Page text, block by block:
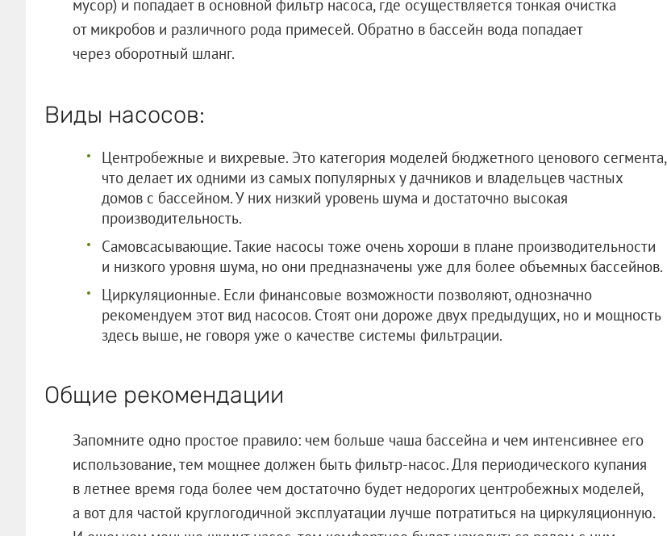
мусор) и попадает в основной фильтр насоса, где осуществляется тонкая очистка
от микробов и различного рода примесей. Обратно в бассейн вода попадает
через оборотный шланг.
Виды насосов:
Центробежные и вихревые. Это категория моделей бюджетного ценового сегмента,
что делает их одними из самых популярных у дачников и владельцев частных
домов с бассейном. У них низкий уровень шума и достаточно высокая
производительность.
Самовсасывающие. Такие насосы тоже очень хороши в плане производительности
и низкого уровня шума, но они предназначены уже для более объемных бассейнов.
Циркуляционные. Если финансовые возможности позволяют, однозначно
рекомендуем этот вид насосов. Стоят они дороже двух предыдущих, но и мощность
здесь выше, не говоря уже о качестве системы фильтрации.
Общие рекомендации
Запомните одно простое правило: чем больше чаша бассейна и чем интенсивнее его
использование, тем мощнее должен быть фильтр-насос. Для периодического купания
в летнее время года более чем достаточно будет недорогих центробежных моделей,
а вот для частой круглогодичной эксплуатации лучше потратиться на циркуляционную.